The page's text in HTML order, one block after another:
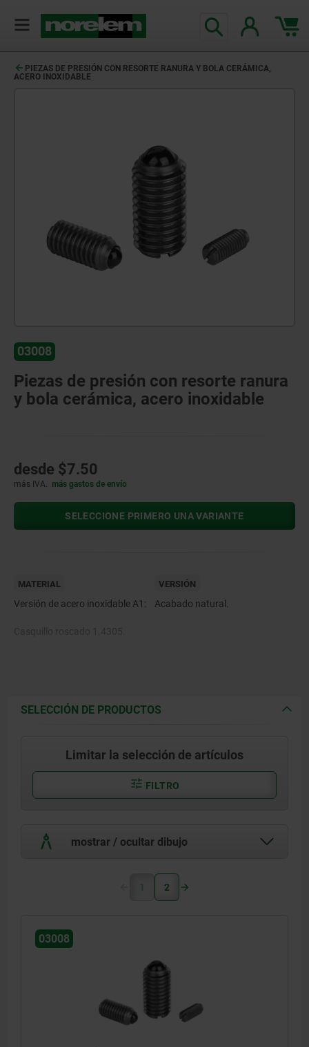
PIEZAS DE PRESIÓN CON RESORTE RANURA Y BOLA CERÁMICA,
ACERO INOXIDABLE
03008
Piezas de presión con resorte ranura
y bola cerámica, acero inoxidable
desde $7.50
más IVA. más gastos de envío
SELECCIONE PRIMERO UNA VARIANTE
MATERIAL
Versión de acero inoxidable A1:
Versión de acero inoxidable A4:
Casquillo roscado 1.4404.
Bola de cerámica Si
VERSIÓN
Acabado natural.
SELECCIÓN DE PRODUCTOS
Limitar la selección de artículos
FILTRO
mostrar / ocultar dibujo
1 2
03008